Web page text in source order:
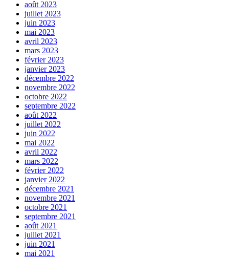
août 2023
juillet 2023
juin 2023
mai 2023
avril 2023
mars 2023
février 2023
janvier 2023
décembre 2022
novembre 2022
octobre 2022
septembre 2022
août 2022
juillet 2022
juin 2022
mai 2022
avril 2022
mars 2022
février 2022
janvier 2022
décembre 2021
novembre 2021
octobre 2021
septembre 2021
août 2021
juillet 2021
juin 2021
mai 2021